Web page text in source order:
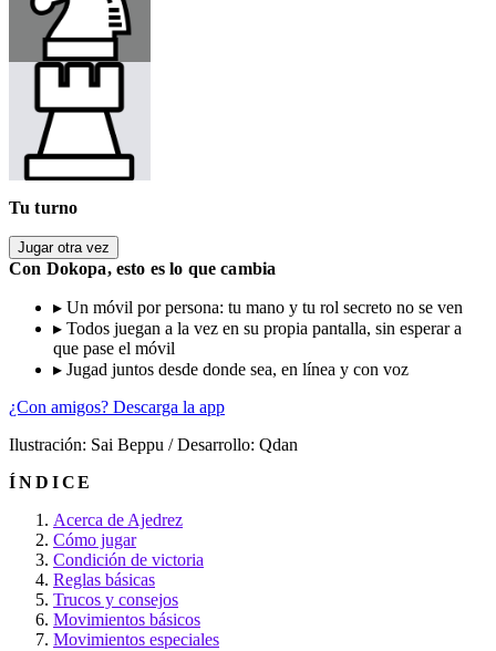
Tu turno
Jugar otra vez
Con Dokopa, esto es lo que cambia
▸ Un móvil por persona: tu mano y tu rol secreto no se ven
▸ Todos juegan a la vez en su propia pantalla, sin esperar a
que pase el móvil
▸ Jugad juntos desde donde sea, en línea y con voz
¿Con amigos? Descarga la app
Ilustración: Sai Beppu / Desarrollo: Qdan
ÍNDICE
Acerca de Ajedrez
Cómo jugar
Condición de victoria
Reglas básicas
Trucos y consejos
Movimientos básicos
Movimientos especiales